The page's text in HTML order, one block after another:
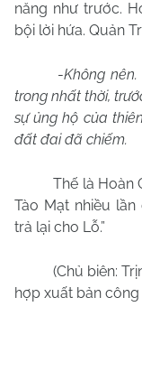
năng như trước.
bội lời hứa. Quản
-Không
trong nhất thời,
sự ủng hộ của
đất đai đã chiếm.
Thế là Hoàn
Tào Mạt nhiều
trả lại cho Lỗ.”
(Chủ biên:
hợp xuất bản công